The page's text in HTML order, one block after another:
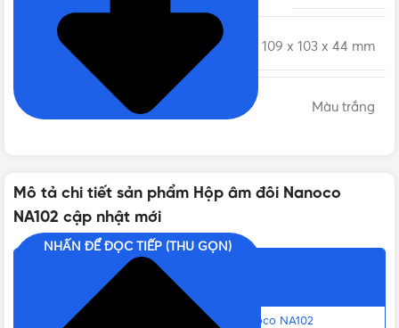
KÍCH THƯỚC 109 x 103 x 44 mm
MÀU SẮC Màu trắng
TIÊU CHUẨN
Mô tả chi tiết sản phẩm Hộp âm đôi Nanoco
NA102 cập nhật mới
Nội dung chính
Thông số kỹ thuật của Hộp âm đôi Nanoco NA102
NHẤN ĐỂ ĐỌC TIẾP (THU GỌN)